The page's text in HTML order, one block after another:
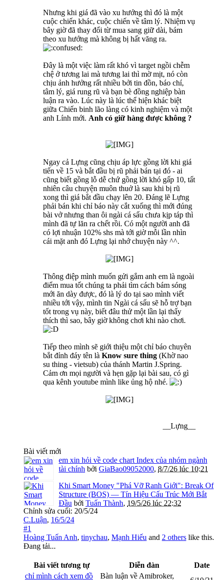
Nhưng khi giá đã vào xu hướng thì đó là một
cuộc chiến khác, cuộc chiến về tâm lý. Nhiệm vụ
bây giờ đã thay đổi từ mua sang giữ dài, bám
theo xu hướng mà không bị hất văng ra.
Đây là một việc làm rất khó vì target ngồi chễm
chệ ở tương lai mà tương lai thì mờ mịt, nó còn
chịu ảnh hưởng rất nhiều bởi tin đồn, báo chí,
tâm lý, giá rung rũ và bạn bè đồng nghiệp bàn
luận ra vào. Lúc này là lúc thể hiện khác biệt
giữa Chiến binh lão làng có kinh nghiệm và một
anh Lính mới. Anh có giữ hàng được không ?
Ngay cả Lựng cũng chịu áp lực gồng lời khi giá
tiến về 15 và bắt đầu bị rũ phải bán tại đó - ai
cũng biết gồng lỗ dễ chứ gồng lời khó gấp 10, tất
nhiên câu chuyện muôn thuở là sau khi bị rũ
xong thì giá bắt đầu chạy lên 20. Đáng lẽ Lựng
phải bán khi chỉ báo này cắt xuống thì mới đúng
bài vở nhưng than ôi ngài cá sấu chưa kịp táp thì
mình đã tự lăn ra chết rồi. Có một người anh đã
có lợi nhuận 102% shs mà tới giờ mỗi lần nhìn
cái mặt anh đó Lựng lại nhớ chuyện này ^^.
Thông điệp mình muốn gửi gắm anh em là ngoài
điểm mua tốt chúng ta phải tìm cách bám sóng
mới ăn dày được, đó là lý do tại sao mình viết
nhiều tới vậy, mình tin Ngài cá sấu sẽ hỗ trợ bạn
tốt trong vụ này, biết đâu thử một lần lại thấy
thích thì sao, bây giờ không chơi khi nào chơi.
Tiếp theo mình sẽ giới thiệu một chỉ báo chuyên
bắt đỉnh đáy tên là Know sure thing (Khờ nao
su thing - vietsub) của thánh Martin J.Spring.
Cảm ơn mọi người và hẹn gặp lại bài sau, có gì
qua kênh youtube mình like ủng hộ nhé.
__Lựng__​
Bài viết mới
em xin hỏi về code chart Index của nhóm ngành
tài chính bởi GiaBao09052000, 8/7/26 lúc 10:21
Khi Smart Money "Phá Vỡ Ranh Giới": Break Of
Structure (BOS) — Tín Hiệu Cấu Trúc Mới Bắt
Đầu bởi Tuấn Thành, 19/5/26 lúc 22:32
Chỉnh sửa cuối: 20/5/24
C.Luận, 16/5/24
#1
Hoàng Tuấn Anh, tinychau, Mạnh Hiếu and 2 others like this.
Đang tải...
Bài viết tương tự Diễn đàn
Date
chỉ mình cách xem đồ
Bàn luận về Amibroker,